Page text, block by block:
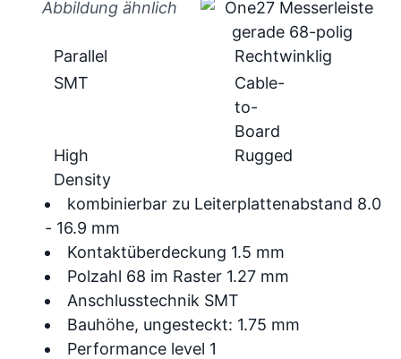
Abbildung ähnlich
kombinierbar zu Leiterplattenabstand 8.0
- 16.9 mm
Kontaktüberdeckung 1.5 mm
Polzahl 68 im Raster 1.27 mm
Anschlusstechnik SMT
Bauhöhe, ungesteckt: 1.75 mm
Performance level 1
Parallel
Rechtwinklig
SMT
Cable-
to-
Board
High
Density
Rugged